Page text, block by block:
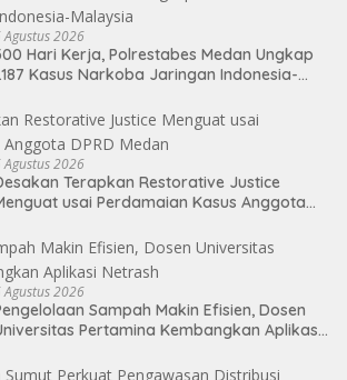
Agustus 2026
Hari Kerja, Polrestabes Medan Ungkap
Kasus Narkoba Jaringan Indonesia-
Agustus 2026
Terapkan Restorative Justice
usai Perdamaian Kasus Anggota
Agustus 2026
Sampah Makin Efisien, Dosen
Pertamina Kembangkan Aplikasi